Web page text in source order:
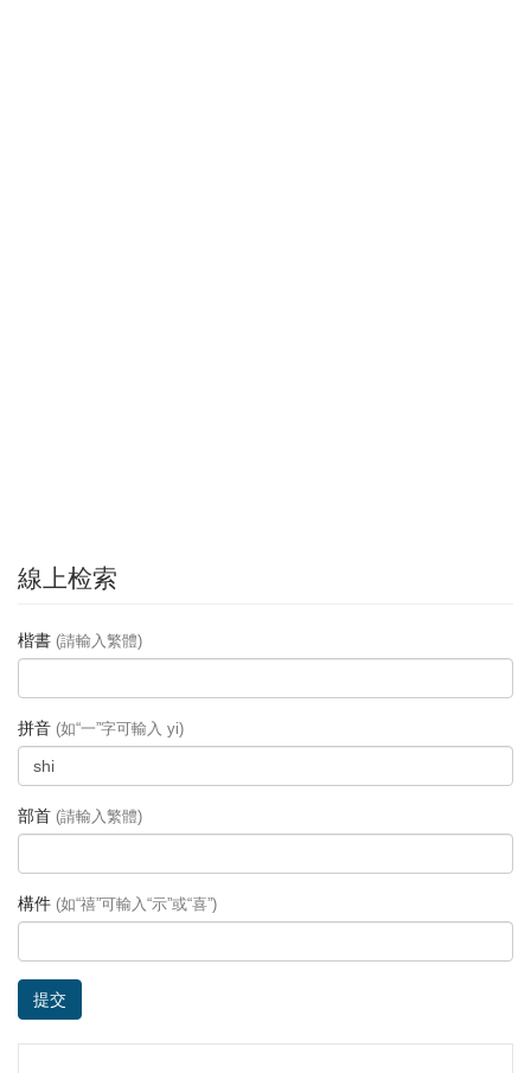
線上检索
楷書 (請輸入繁體)
拼音 (如“一”字可輸入 yi)
部首 (請輸入繁體)
構件 (如“禧”可輸入“示”或“喜”)
提交